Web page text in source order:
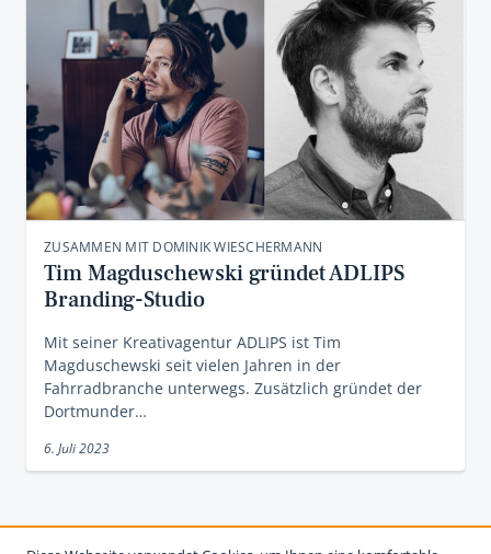
ZUSAMMEN MIT DOMINIK WIESCHERMANN
Tim Magduschewski gründet ADLIPS
Branding-Studio
Mit seiner Kreativagentur ADLIPS ist Tim
Magduschewski seit vielen Jahren in der
Fahrradbranche unterwegs. Zusätzlich gründet der
Dortmunder…
6. Juli 2023